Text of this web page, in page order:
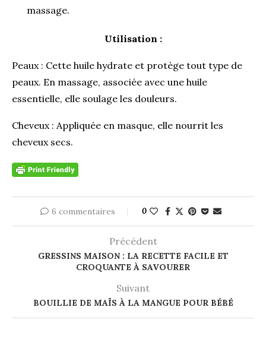
massage.
Utilisation :
Peaux : Cette huile hydrate et protège tout type de
peaux. En massage, associée avec une huile
essentielle, elle soulage les douleurs.
Cheveux : Appliquée en masque, elle nourrit les
cheveux secs.
6 commentaires 0
Précédent
GRESSINS MAISON : LA RECETTE FACILE ET
CROQUANTE À SAVOURER
Suivant
BOUILLIE DE MAÏS À LA MANGUE POUR BÉBÉ